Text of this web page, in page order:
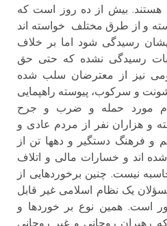
بیش از ده روز است که
و از طرق مختلف خواسته اند
رسیدگی شود اما بر خلاف
رسیدگی نشده که حتی حق
نیز از معترضان سلب شده
و سرکوب، پیوسته راهپمایی
مورد حمله و ضرب و جرح
و هزاران نفر از مردم عادی و
فرهنگ دستگیر و دهها تن از
اند و خسارات مالی و اتلاف
نیست. چنین برخوردهایی از
یک نظام اسلامی غیر قابل
است. همین نوع بر خوردها و
رهبران روحانی و غیر روحانی